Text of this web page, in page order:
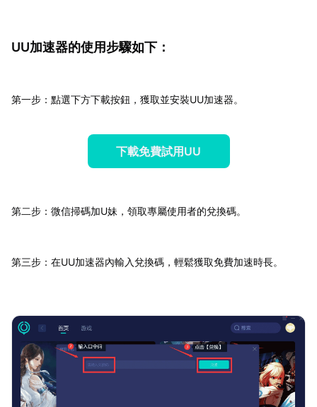
UU加速器的使用步驟如下：
第一步：點選下方下載按鈕，獲取並安裝UU加速器。
下載免費試用UU
第二步：微信掃碼加U妹，領取專屬使用者的兌換碼。
第三步：在UU加速器內輸入兌換碼，輕鬆獲取免費加速時長。